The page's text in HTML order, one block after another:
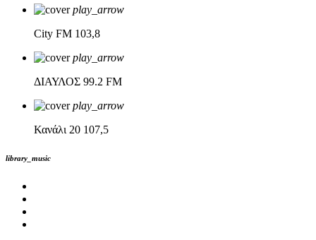
play_arrow
City FM 103,8
play_arrow
ΔΙΑΥΛΟΣ 99.2 FM
play_arrow
Κανάλι 20 107,5
library_music